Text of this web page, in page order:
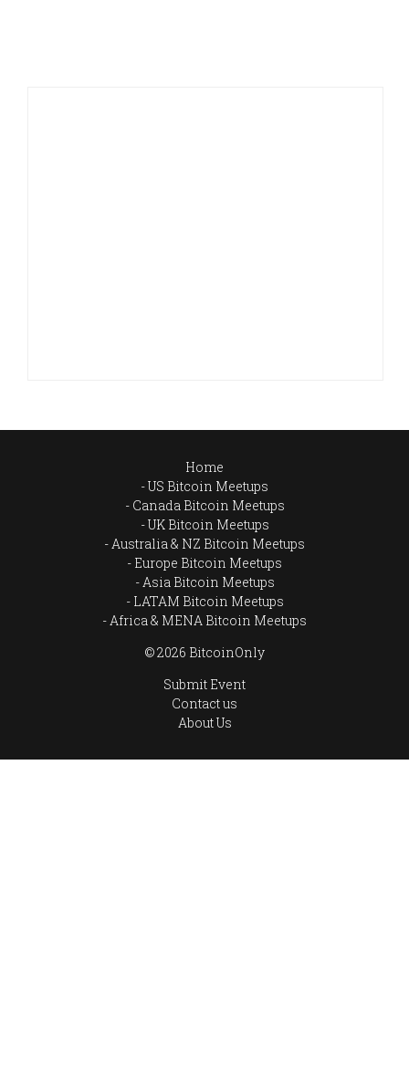
Home
US Bitcoin Meetups
Canada Bitcoin Meetups
UK Bitcoin Meetups
Australia & NZ Bitcoin Meetups
Europe Bitcoin Meetups
Asia Bitcoin Meetups
LATAM Bitcoin Meetups
Africa & MENA Bitcoin Meetups
© 2026 BitcoinOnly
Submit Event
Contact us
About Us